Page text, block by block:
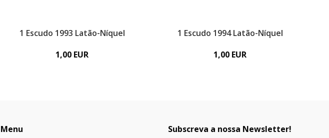
1 Escudo 1993 Latão-Níquel
1,00 EUR
1 Escudo 1994 Latão-Níquel
1,00 EUR
Menu Subscreva a nossa Newsletter!